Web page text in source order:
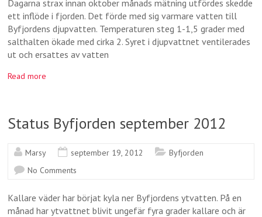
Dagarna strax innan oktober månads mätning utfördes skedde
ett inflöde i fjorden. Det förde med sig varmare vatten till
Byfjordens djupvatten. Temperaturen steg 1-1,5 grader med
salthalten ökade med cirka 2. Syret i djupvattnet ventilerades
ut och ersattes av vatten
Read more
Status Byfjorden september 2012
Marsy september 19, 2012
Byfjorden
No Comments
Kallare väder har börjat kyla ner Byfjordens ytvatten. På en
månad har ytvattnet blivit ungefär fyra grader kallare och är